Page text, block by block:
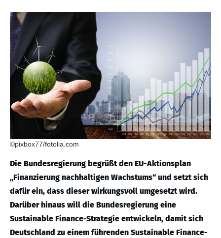
©pixbox77/fotolia.com
Die Bundesregierung begrüßt den EU-Aktionsplan
„Finanzierung nachhaltigen Wachstums“ und setzt sich
dafür ein, dass dieser wirkungsvoll umgesetzt wird.
Darüber hinaus will die Bundesregierung eine
Sustainable Finance-Strategie entwickeln, damit sich
Deutschland zu einem führenden Sustainable Finance-